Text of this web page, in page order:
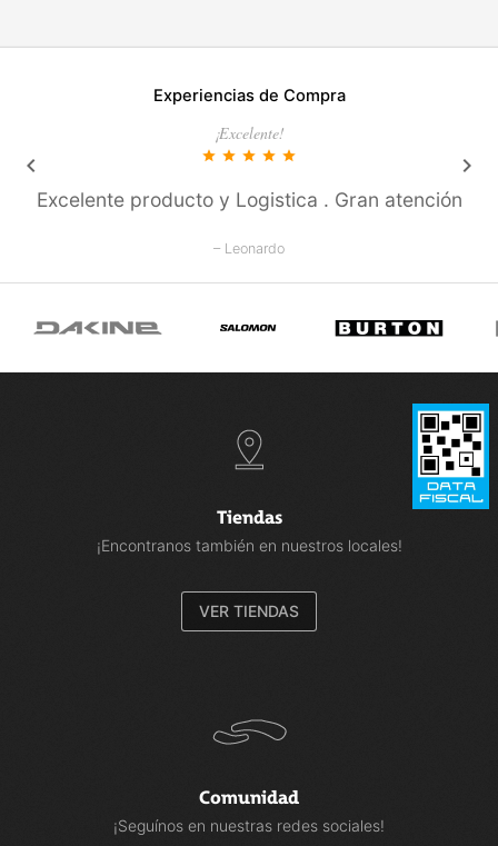
Experiencias de Compra
¡Excelente!
star star star star star
Excelente producto y Logistica . Gran atención
– Leonardo
keyboard_arrow_left keyboard_arrow_right
Tiendas
¡Encontranos también en nuestros locales!
VER TIENDAS
Comunidad
¡Seguínos en nuestras redes sociales!